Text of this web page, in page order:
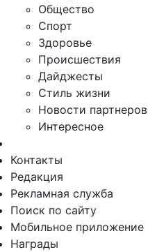
Общество
Спорт
Здоровье
Происшествия
Дайджесты
Стиль жизни
Новости партнеров
Интересное
Контакты
Редакция
Рекламная служба
Поиск по сайту
Мобильное приложение
Награды